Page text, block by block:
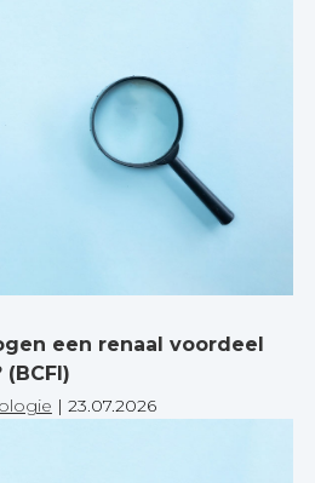
een renaal voordeel
| 23.07.2026